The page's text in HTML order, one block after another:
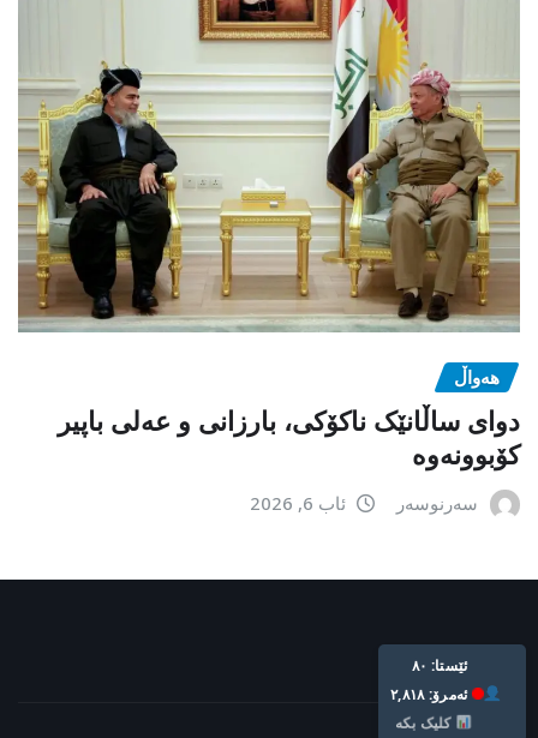
هەواڵ
دوای ساڵانێک ناکۆکی، بارزانی و عەلی باپیر
کۆبوونەوە
سەرنوسەر ئاب 6, 2026
Live: 80
Today: 2,818
Click Here